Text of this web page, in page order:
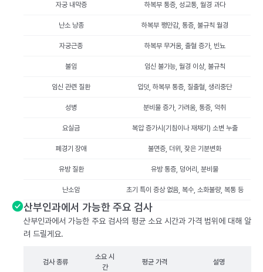
자궁 내막증 하복부 통증, 성교통, 월경 과다
난소 낭종 하복부 팽만감, 통증, 불규칙 월경
자궁근종 하복부 무거움, 출혈 증가, 빈뇨
불임 임신 불가능, 월경 이상, 불규칙
임신 관련 질환 입덧, 하복부 통증, 질출혈, 생리중단
성병 분비물 증가, 가려움, 통증, 악취
요실금 복압 증가시(기침이나 재채기) 소변 누출
폐경기 장애 불면증, 더위, 잦은 기분변화
유방 질환 유방 통증, 덩어리, 분비물
난소암 초기 특이 증상 없음, 복수, 소화불량, 복통 등
산부인과에서 가능한 주요 검사
산부인과에서 가능한 주요 검사의 평균 소요 시간과 가격 범위에 대해 알
려 드릴게요.
검사 종류
소요 시
간
평균 가격 설명